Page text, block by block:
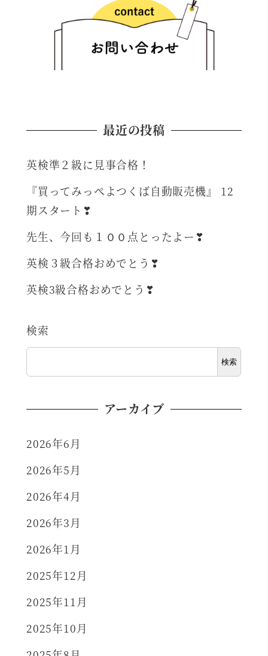
最近の投稿
英検準２級に見事合格！
『買ってみっぺよつくば自動販売機』 12
期スタート❣
先生、今回も１００点とったよー❣
英検３級合格おめでとう❣
英検3級合格おめでとう❣
検索
検索
アーカイブ
2026年6月
2026年5月
2026年4月
2026年3月
2026年1月
2025年12月
2025年11月
2025年10月